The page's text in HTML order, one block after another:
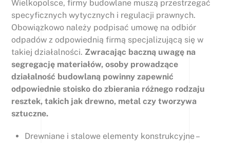
Wielkopolsce, firmy budowlane muszą przestrzegać
specyficznych wytycznych i regulacji prawnych.
Obowiązkowo należy podpisać umowę na odbiór
odpadów z odpowiednią firmą specjalizującą się w
takiej działalności. Zwracając baczną uwagę na
segregację materiałów, osoby prowadzące
działalność budowlaną powinny zapewnić
odpowiednie stoisko do zbierania różnego rodzaju
resztek, takich jak drewno, metal czy tworzywa
sztuczne.
Drewniane i stalowe elementy konstrukcyjne –